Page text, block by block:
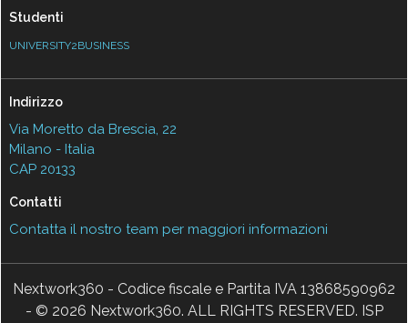
Studenti
UNIVERSITY2BUSINESS
Indirizzo
Via Moretto da Brescia, 22
Milano - Italia
CAP 20133
Contatti
Contatta il nostro team per maggiori informazioni
Nextwork360 - Codice fiscale e Partita IVA 13868590962
- © 2026 Nextwork360. ALL RIGHTS RESERVED. ISP